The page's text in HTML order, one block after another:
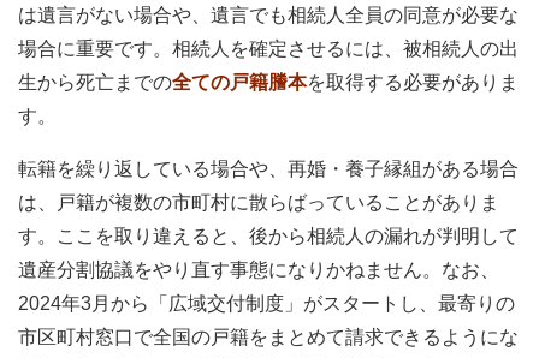
は遺言がない場合や、遺言でも相続人全員の同意が必要な
場合に重要です。相続人を確定させるには、被相続人の出
生から死亡までの全ての戸籍謄本を取得する必要がありま
す。
転籍を繰り返している場合や、再婚・養子縁組がある場合
は、戸籍が複数の市町村に散らばっていることがありま
す。ここを取り違えると、後から相続人の漏れが判明して
遺産分割協議をやり直す事態になりかねません。なお、
2024年3月から「広域交付制度」がスタートし、最寄りの
市区町村窓口で全国の戸籍をまとめて請求できるようにな